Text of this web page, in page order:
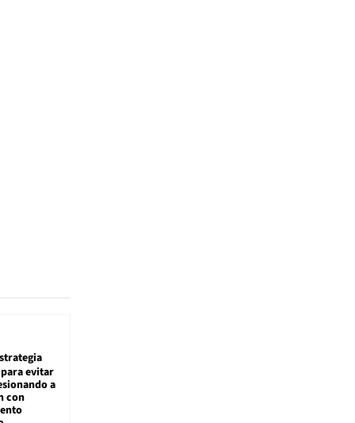
evitar
a
con